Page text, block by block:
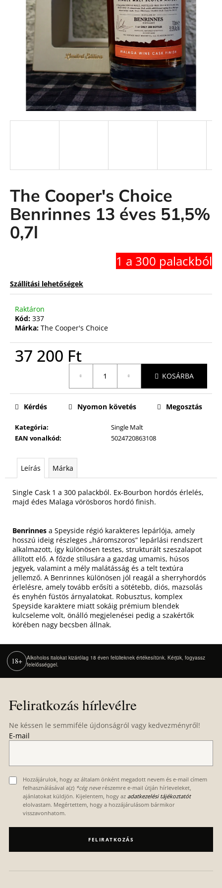
The Cooper's Choice
Benrinnes 13 éves 51,5%
0,7l
1 a 300 palackból
Szállítási lehetőségek
Raktáron
Kód: 337
Márka: The Cooper's Choice
37 200 Ft
KOSÁRBA
Kategória:
Single Malt
EAN vonalkód: 5024720863108
Kérdés Nyomon követés Megosztás
Leírás Márka
Single Cask 1 a 300 palackból. Ex-Bourbon hordós érlelés,
majd édes Malaga vörösboros hordó finish.
Benrinnes a Speyside régió karakteres lepárlója, amely
hosszú ideig részleges „háromszoros” lepárlási rendszert
alkalmazott, így különösen testes, strukturált szeszalapot
állított elő. A főzde stílusára a gazdag umamis, húsos
jegyek, valamint a mély malátásság és a telt textúra
jellemző. A Benrinnes különösen jól reagál a sherryhordós
érlelésre, amely tovább erősíti a sötétebb, diós, mazsolás
és enyhén füstös árnyalatokat. Robusztus, komplex
Speyside karaktere miatt sokáig prémium blendek
kulcseleme volt, önálló megjelenései pedig a szakértők
körében nagy becsben állnak.
18+
Alkoholos italokat kizárólag 18 éven felülieknek értékesítünk. Kérjük, fogyassz
felelősséggel.
Feliratkozás hírlevélre
Ne késsen le semmiféle újdonságról vagy kedvezményről!
E-mail
Hozzájárulok, hogy az általam önként megadott nevem és e-mail címem
felhasználásával a(z) *cég neverészemre e-mail útján hírleveleket,
ajánlatokat küldjön. Kijelentem, hogy az adatkezelési tájékoztatót
elolvastam. Megértettem, hogy a hozzájárulásom bármikor
visszavonhatom.
FELIRATKOZÁS